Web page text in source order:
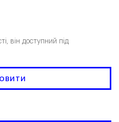
він доступний під